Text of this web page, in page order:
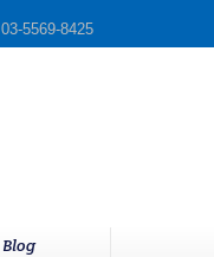
03-5569-8425
Blog